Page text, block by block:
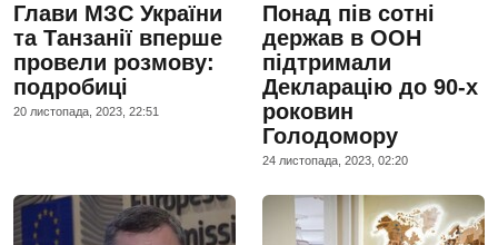
Глави МЗС України
та Танзанії вперше
провели розмову:
подробиці
20 листопада, 2023, 22:51
Понад пів сотні
держав в ООН
підтримали
Декларацію до 90-х
роковин
Голодомору
24 листопада, 2023, 02:20